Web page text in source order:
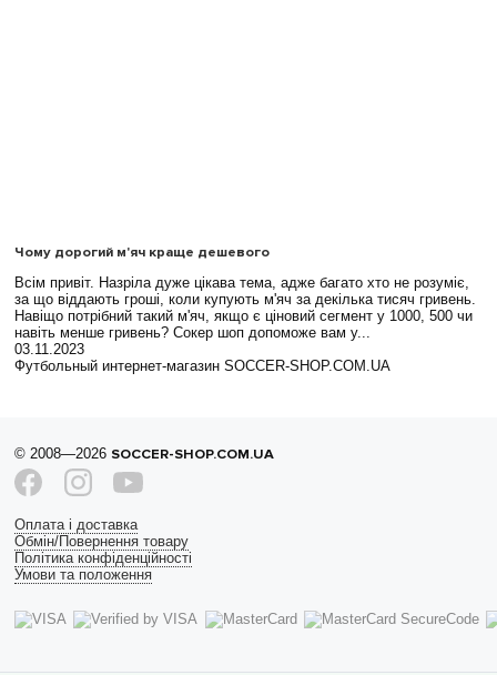
Чому дорогий м'яч краще дешевого
Всім привіт. Назріла дуже цікава тема, адже багато хто не розуміє,
за що віддають гроші, коли купують м'яч за декілька тисяч гривень.
Навіщо потрібний такий м'яч, якщо є ціновий сегмент у 1000, 500 чи
навіть менше гривень? Сокер шоп допоможе вам у...
03.11.2023
Футбольный интернет-магазин SOCCER-SHOP.COM.UA
© 2008—2026 SOCCER-SHOP.COM.UA
Оплата і доставка
Обмін/Повернення товару
Політика конфіденційності
Умови та положення